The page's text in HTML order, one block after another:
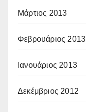
Μάρτιος 2013
Φεβρουάριος 2013
Ιανουάριος 2013
Δεκέμβριος 2012